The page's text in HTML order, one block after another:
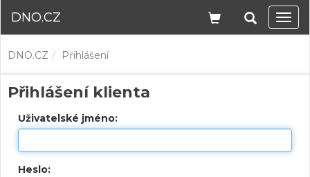
DNO.CZ
DNO.CZ Přihlášení
Přihlášení klienta
Uživatelské jméno:
Heslo: